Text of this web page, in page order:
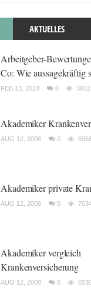
AKTUELLES
Arbeitgeber-
Co: Wie aussagekräftig
FEB 13, 2024 0 3652
Akademiker
AUG 12, 2008 0
Akademiker private
AUG 12, 2008 0
Akademiker vergleich
Krankenversicherung
AUG 12, 2008 0